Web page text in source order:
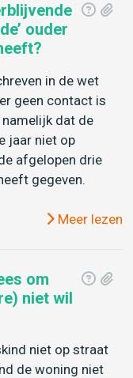
ouder
in de wet
geen contact is
namelijk dat de
jaar niet op
afgelopen drie
gegeven.
Meer lezen
om
niet wil
niet op straat
de woning niet